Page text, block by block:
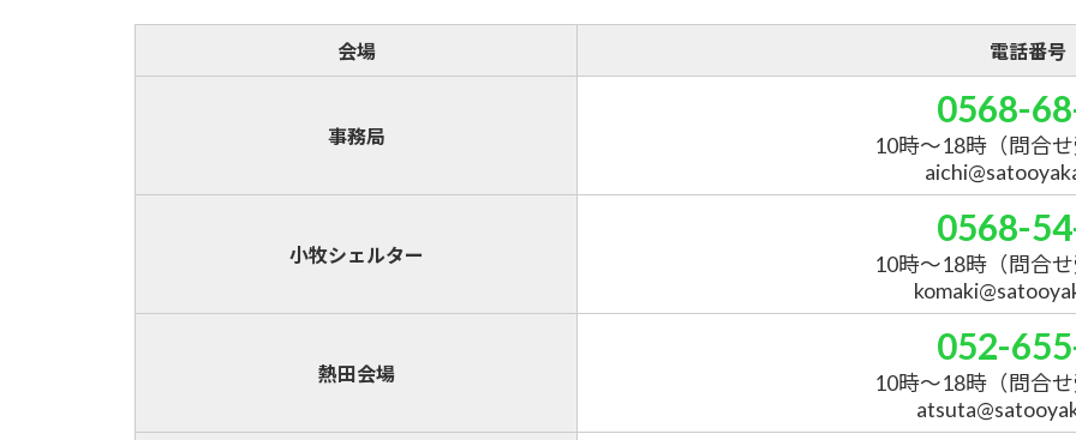
会場 電話番号
事務局
0568-
10時～18時 （問合
小牧シェルター
0568-
10時～18時 （問合
熱田会場
052-
10時～18時 （問合